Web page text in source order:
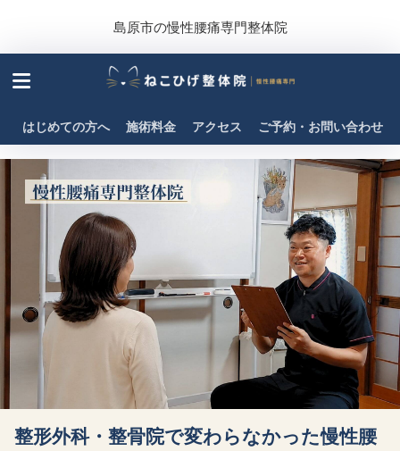
島原市の慢性腰痛専門整体院
はじめての方へ 施術料金 アクセス ご予約・お問い合わせ
整形外科・整骨院で変わらなかった慢性腰